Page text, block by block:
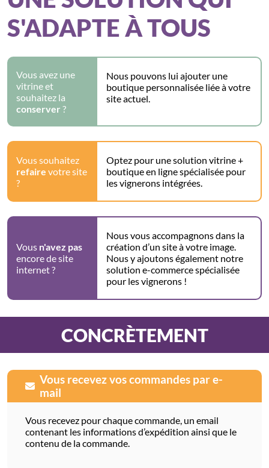
S'ADAPTE À TOUS
Vous avez une
vitrine et
souhaitez la
conserver ?
Nous pouvons lui ajouter une
boutique personnalisée liée à votre
site actuel.
Vous souhaitez
refaire votre site
?
Optez pour une solution vitrine +
boutique en ligne spécialisée pour
les vignerons intégrées.
Vous n'avez pas
encore de site
internet ?
Nous vous accompagnons dans la
création d’un site à votre image.
Nous y ajoutons également notre
solution e-commerce spécialisée
pour les vignerons !
CONCRÈTEMENT
Vous recevez vos commandes par e-
mail
Vous recevez pour chaque commande, un email
contenant les informations d’expédition ainsi que le
contenu de la commande.